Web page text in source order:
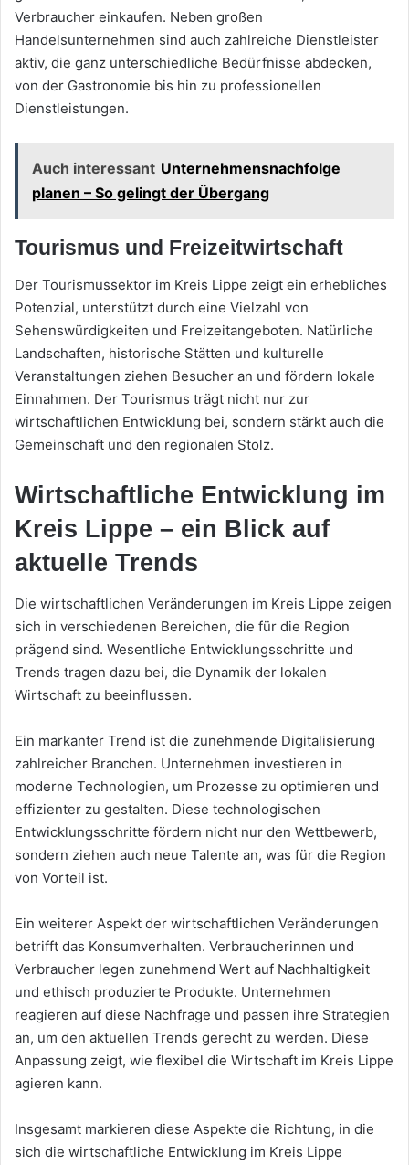
Verbraucher einkaufen. Neben großen
Handelsunternehmen sind auch zahlreiche Dienstleister
aktiv, die ganz unterschiedliche Bedürfnisse abdecken,
von der Gastronomie bis hin zu professionellen
Dienstleistungen.
Auch interessant Unternehmensnachfolge
planen – So gelingt der Übergang
Tourismus und Freizeitwirtschaft
Der Tourismussektor im Kreis Lippe zeigt ein erhebliches
Potenzial, unterstützt durch eine Vielzahl von
Sehenswürdigkeiten und Freizeitangeboten. Natürliche
Landschaften, historische Stätten und kulturelle
Veranstaltungen ziehen Besucher an und fördern lokale
Einnahmen. Der Tourismus trägt nicht nur zur
wirtschaftlichen Entwicklung bei, sondern stärkt auch die
Gemeinschaft und den regionalen Stolz.
Wirtschaftliche Entwicklung im
Kreis Lippe – ein Blick auf
aktuelle Trends
Die wirtschaftlichen Veränderungen im Kreis Lippe zeigen
sich in verschiedenen Bereichen, die für die Region
prägend sind. Wesentliche Entwicklungsschritte und
Trends tragen dazu bei, die Dynamik der lokalen
Wirtschaft zu beeinflussen.
Ein markanter Trend ist die zunehmende Digitalisierung
zahlreicher Branchen. Unternehmen investieren in
moderne Technologien, um Prozesse zu optimieren und
effizienter zu gestalten. Diese technologischen
Entwicklungsschritte fördern nicht nur den Wettbewerb,
sondern ziehen auch neue Talente an, was für die Region
von Vorteil ist.
Ein weiterer Aspekt der wirtschaftlichen Veränderungen
betrifft das Konsumverhalten. Verbraucherinnen und
Verbraucher legen zunehmend Wert auf Nachhaltigkeit
und ethisch produzierte Produkte. Unternehmen
reagieren auf diese Nachfrage und passen ihre Strategien
an, um den aktuellen Trends gerecht zu werden. Diese
Anpassung zeigt, wie flexibel die Wirtschaft im Kreis Lippe
agieren kann.
Insgesamt markieren diese Aspekte die Richtung, in die
sich die wirtschaftliche Entwicklung im Kreis Lippe